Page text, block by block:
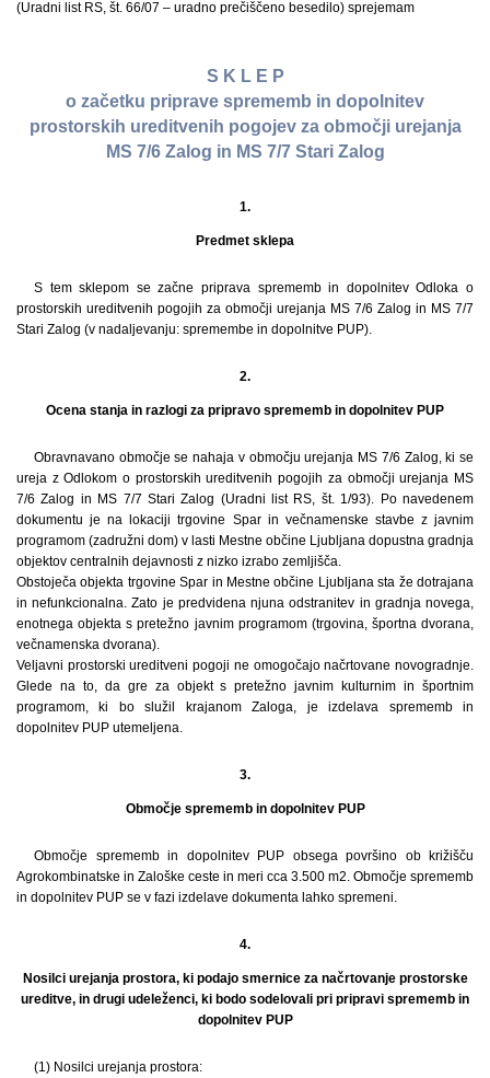
(Uradni list RS, št. 66/07 – uradno prečiščeno besedilo) sprejemam
S K L E P
o začetku priprave sprememb in dopolnitev
prostorskih ureditvenih pogojev za območji urejanja
MS 7/6 Zalog in MS 7/7 Stari Zalog
1.
Predmet sklepa
S tem sklepom se začne priprava sprememb in dopolnitev Odloka o
prostorskih ureditvenih pogojih za območji urejanja MS 7/6 Zalog in MS 7/7
Stari Zalog (v nadaljevanju: spremembe in dopolnitve PUP).
2.
Ocena stanja in razlogi za pripravo sprememb in dopolnitev PUP
Obravnavano območje se nahaja v območju urejanja MS 7/6 Zalog, ki se
ureja z Odlokom o prostorskih ureditvenih pogojih za območji urejanja MS
7/6 Zalog in MS 7/7 Stari Zalog (Uradni list RS, št. 1/93). Po navedenem
dokumentu je na lokaciji trgovine Spar in večnamenske stavbe z javnim
programom (zadružni dom) v lasti Mestne občine Ljubljana dopustna gradnja
objektov centralnih dejavnosti z nizko izrabo zemljišča.
Obstoječa objekta trgovine Spar in Mestne občine Ljubljana sta že dotrajana
in nefunkcionalna. Zato je predvidena njuna odstranitev in gradnja novega,
enotnega objekta s pretežno javnim programom (trgovina, športna dvorana,
večnamenska dvorana).
Veljavni prostorski ureditveni pogoji ne omogočajo načrtovane novogradnje.
Glede na to, da gre za objekt s pretežno javnim kulturnim in športnim
programom, ki bo služil krajanom Zaloga, je izdelava sprememb in
dopolnitev PUP utemeljena.
3.
Območje sprememb in dopolnitev PUP
Območje sprememb in dopolnitev PUP obsega površino ob križišču
Agrokombinatske in Zaloške ceste in meri cca 3.500 m2. Območje sprememb
in dopolnitev PUP se v fazi izdelave dokumenta lahko spremeni.
4.
Nosilci urejanja prostora, ki podajo smernice za načrtovanje prostorske
ureditve, in drugi udeleženci, ki bodo sodelovali pri pripravi sprememb in
dopolnitev PUP
(1) Nosilci urejanja prostora: